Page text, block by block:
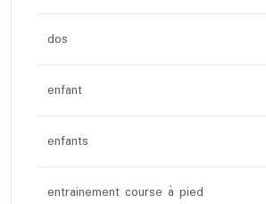
dos
enfant
enfants
entrainement course à pied